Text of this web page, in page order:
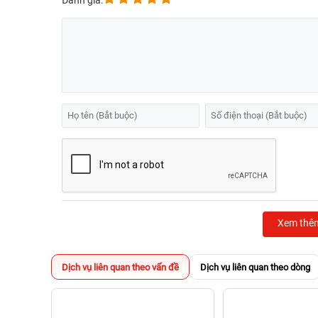
Xem
Dịch vụ liên quan theo vấn đề Dịch vụ liên quan theo dòng